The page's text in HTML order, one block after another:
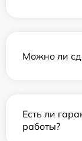
Можно ли
Есть ли
работы?